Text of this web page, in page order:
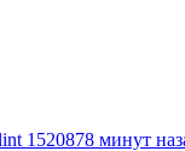
1520878 минут